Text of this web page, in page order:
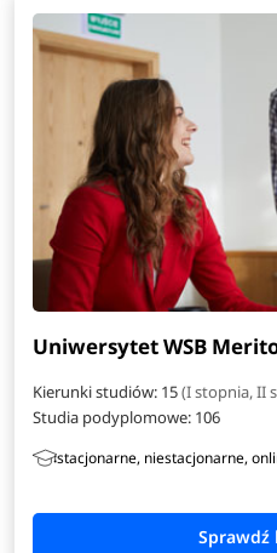
Uniwersytet WSB
Kierunki studiów: 15(I stopnia, II
Studia podyplomowe: 106
stacjonarne, niestacjonarne,